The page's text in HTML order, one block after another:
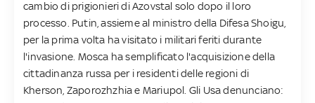
cambio di prigionieri di Azovstal solo dopo il loro
processo. Putin, assieme al ministro della Difesa Shoigu,
per la prima volta ha visitato i militari feriti durante
l'invasione. Mosca ha semplificato l'acquisizione della
cittadinanza russa per i residenti delle regioni di
Kherson, Zaporozhzhia e Mariupol. Gli Usa denunciano: